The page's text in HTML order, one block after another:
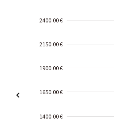
2400.00 €
2150.00 €
1900.00 €
1650.00 €
1400.00 €